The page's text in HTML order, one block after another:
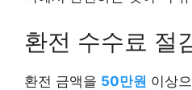
환전 수수료 절
환전 금액을 50만원 이상